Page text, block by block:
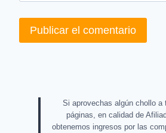
Si aprovechas algún chollo a
páginas, en calidad de
obtenemos ingresos por las